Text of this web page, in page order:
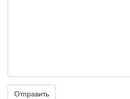
Отправить